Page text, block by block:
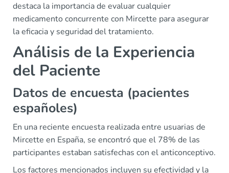
destaca la importancia de evaluar cualquier
medicamento concurrente con Mircette para asegurar
la eficacia y seguridad del tratamiento.
Análisis de la Experiencia
del Paciente
Datos de encuesta (pacientes
españoles)
En una reciente encuesta realizada entre usuarias de
Mircette en España, se encontró que el 78% de las
participantes estaban satisfechas con el anticonceptivo.
Los factores mencionados incluyen su efectividad y la